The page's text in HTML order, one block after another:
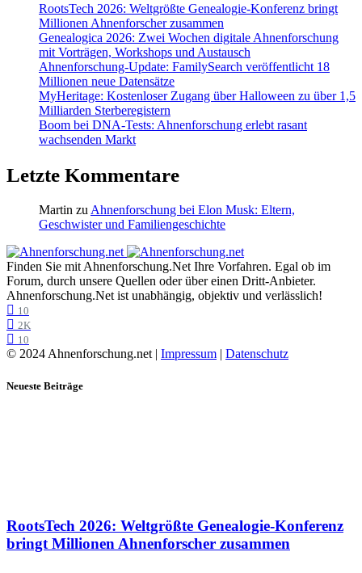
RootsTech 2026: Weltgrößte Genealogie-Konferenz bringt
Millionen Ahnenforscher zusammen
Genealogica 2026: Zwei Wochen digitale Ahnenforschung
mit Vorträgen, Workshops und Austausch
Ahnenforschung-Update: FamilySearch veröffentlicht 18
Millionen neue Datensätze
MyHeritage: Kostenloser Zugang über Halloween zu über 1,5
Milliarden Sterberegistern
Boom bei DNA-Tests: Ahnenforschung erlebt rasant
wachsenden Markt
Letzte Kommentare
Martin zu Ahnenforschung bei Elon Musk: Eltern,
Geschwister und Familiengeschichte
Finden Sie mit Ahnenforschung.Net Ihre Vorfahren. Egal ob im
Forum, durch unsere Quellen oder über einen Dritt-Anbieter.
Ahnenforschung.Net ist unabhängig, objektiv und verlässlich!
10
2K
10
© 2024 Ahnenforschung.net | Impressum | Datenschutz
Neueste Beiträge
RootsTech 2026: Weltgrößte Genealogie-Konferenz
bringt Millionen Ahnenforscher zusammen